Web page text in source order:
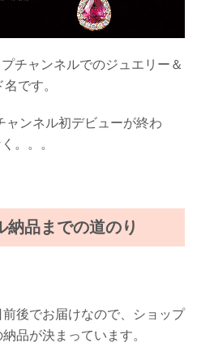
チャンネルでのジュエリー＆
です。
ャンネル初デビューが終わ
。。。
納品までの道のり
後でお届けなので、ショップ
品が決まっています。